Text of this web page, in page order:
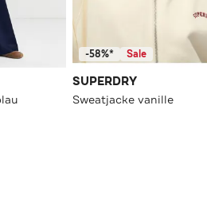
-58%* Sale
SUPERDRY
Sweatjacke vanille